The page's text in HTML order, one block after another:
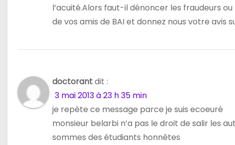
e
l’acuité.Alors faut-il dénoncer les fraudeurs
de vos amis de BAI et donnez nous votre avis
doctorantdit :
3 mai 2013 à 23 h 35 min
je repète ce message parce je suis ecoeuré
monsieur belarbi n’a pas le droit de salir les
sommes des étudiants honnêtes